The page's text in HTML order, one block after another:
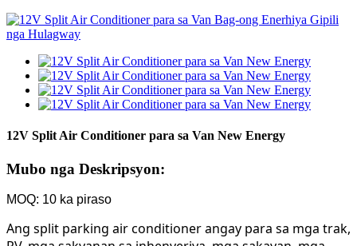
12V Split Air Conditioner para sa Van New Energy
Mubo nga Deskripsyon:
MOQ: 10 ka piraso
Ang split parking air conditioner angay para sa mga trak,